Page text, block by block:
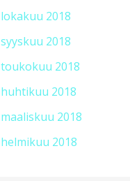
lokakuu 2018
syyskuu 2018
toukokuu 2018
huhtikuu 2018
maaliskuu 2018
helmikuu 2018